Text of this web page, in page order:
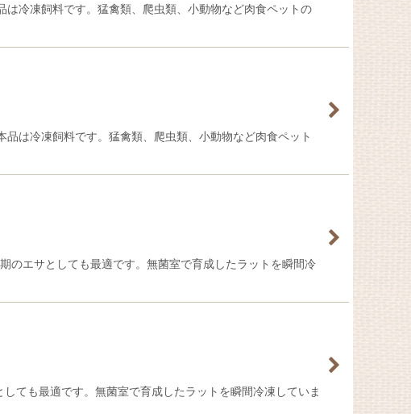
冷凍飼料です。猛禽類、爬虫類、小動物など肉食ペットの
は冷凍飼料です。猛禽類、爬虫類、小動物など肉食ペット
エサとしても最適です。無菌室で育成したラットを瞬間冷
ても最適です。無菌室で育成したラットを瞬間冷凍していま